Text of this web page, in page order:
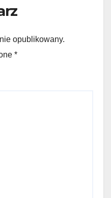
opublikowany.
*